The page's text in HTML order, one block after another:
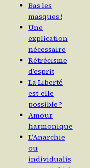
Bas les
masques !
Une
explication
nécessaire
Rétrécisme
d’esprit
La Liberté
est-elle
possible ?
Amour
harmonique
L’Anarchie
ou
individualis